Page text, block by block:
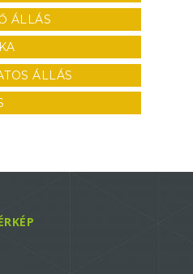
ÁLLÁS
ÁLLÁS